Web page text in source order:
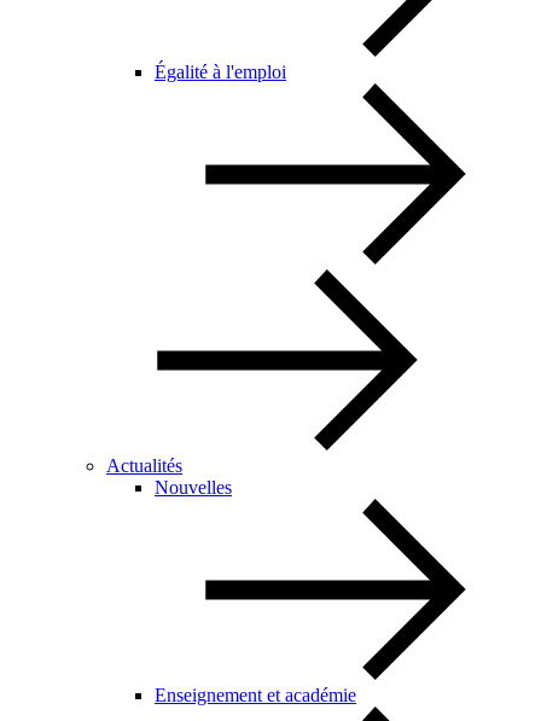
Égalité à l'emploi
Actualités
Nouvelles
Enseignement et académie